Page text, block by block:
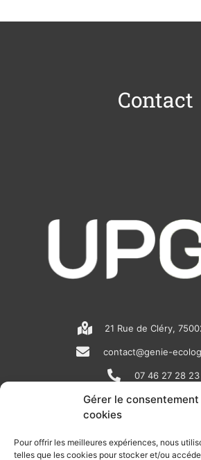
Gérer le consentement
cookies
Pour offrir les meilleures expériences, nous
telles que les cookies pour stocker et/ou
Contact
21 Rue de Cléry,
contact@genie-
07 46 27 28 23
N
e
i